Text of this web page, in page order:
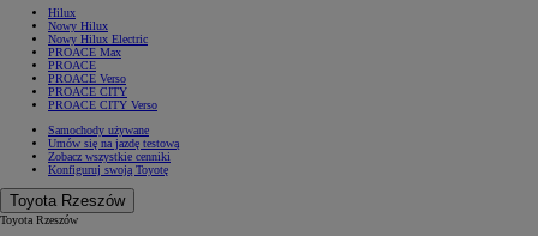
Hilux
Nowy Hilux
Nowy Hilux Electric
PROACE Max
PROACE
PROACE Verso
PROACE CITY
PROACE CITY Verso
Samochody używane
Umów się na jazdę testową
Zobacz wszystkie cenniki
Konfiguruj swoją Toyotę
Toyota Rzeszów
Toyota Rzeszów